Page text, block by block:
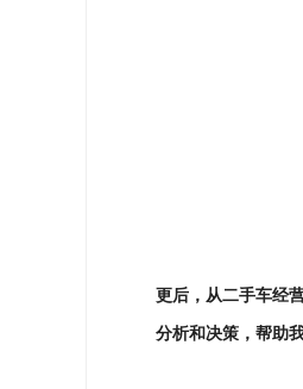
更后，从二手车经
分析和决策，帮助